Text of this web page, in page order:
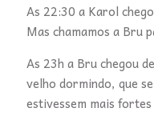
As 22:30 a Karol
Mas chamamos a Bru
As 23h a Bru chegou
velho dormindo, que
estivessem mais